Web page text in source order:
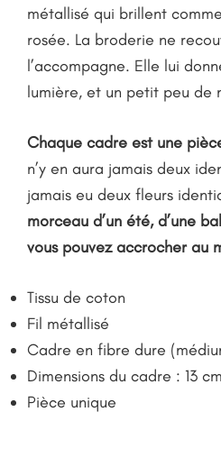
métallisé qui brillent
rosée. La broderie ne
l’accompagne. Elle lui
lumière, et un petit peu de
Chaque cadre est une
n’y en aura jamais deux
jamais eu deux fleurs
morceau d’un été, d’une
vous pouvez accrocher au
Tissu de coton
Fil métallisé
Cadre en fibre dure
Dimensions du cadre : 13
Pièce unique